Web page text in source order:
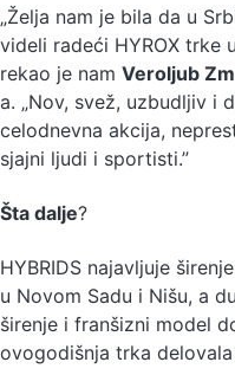
„Želja nam je bila da u
videli radeći HYROX trke
rekao je nam Veroljub
a. „Nov, svež, uzbudljiv i
celodnevna akcija,
sjajni ljudi i sportisti.”
Šta dalje?
HYBRIDS najavljuje
u Novom Sadu i Nišu, a
širenje i franšizni model
ovogodišnja trka